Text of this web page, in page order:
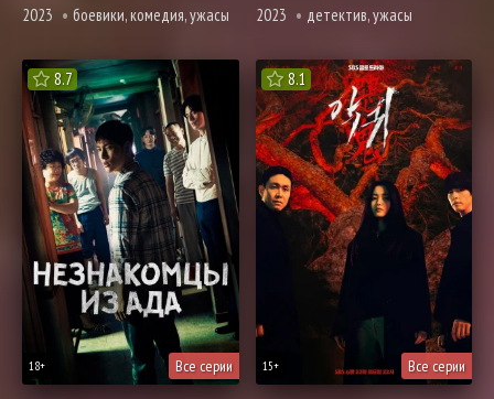
2023 боевики, комедия, ужасы 2023 детектив, ужасы
8.7
Все серии
18+
8.1
Все серии
15+